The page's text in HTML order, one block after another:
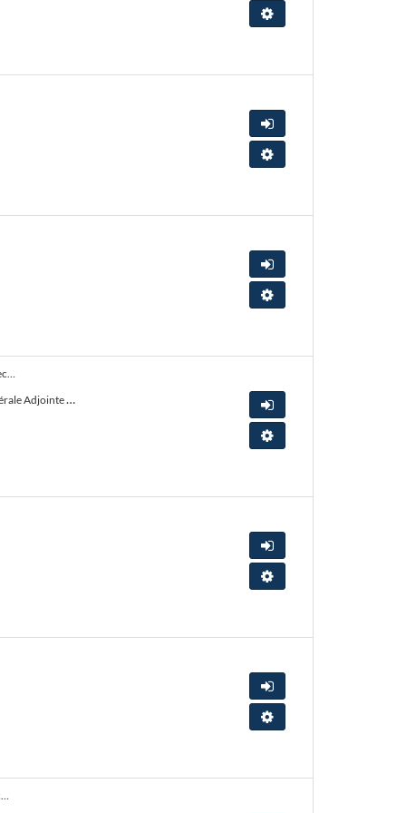
Tester la configuration de mon
Accéder à la consultation
Tester la configuration de mon
Accéder à la consultation
Tester la configuration de mon
Mise en place de Groupes d’Analyses de la Pratique Professionnelle (GAPP) pour les agents de la Direction Générale Adjointe de la
Bresse Revermont Accéder à la consultation
Tester la configuration de mon
Accéder à la consultation
Tester la configuration de mon
Accéder à la consultation
Tester la configuration de mon
Mise en place de Groupes d’Analyses de la Pratique Professionnelle (GAPP) pour les agents de la Direction Générale Adjointe de la